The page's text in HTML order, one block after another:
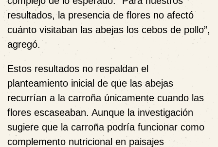
resultados, la presencia de flores no afectó
cuánto visitaban las abejas los cebos de pollo”,
agregó.
Estos resultados no respaldan el
planteamiento inicial de que las abejas
recurrían a la carroña únicamente cuando las
flores escaseaban. Aunque la investigación
sugiere que la carroña podría funcionar como
complemento nutricional en paisajes